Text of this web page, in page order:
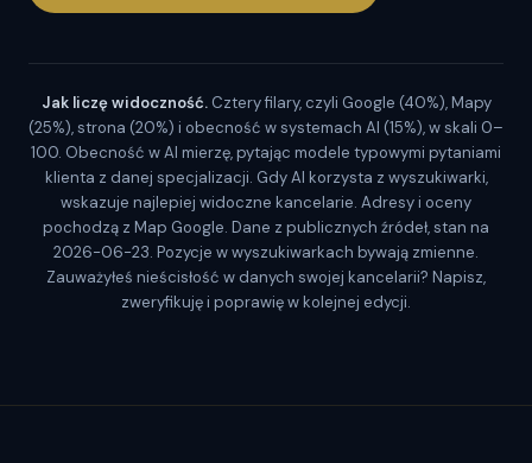
Jak liczę widoczność.Cztery filary, czyli Google (40%), Mapy
(25%), strona (20%) i obecność w systemach AI (15%), w skali 0–
100. Obecność w AI mierzę, pytając modele typowymi pytaniami
klienta z danej specjalizacji. Gdy AI korzysta z wyszukiwarki,
wskazuje najlepiej widoczne kancelarie. Adresy i oceny
pochodzą z Map Google. Dane z publicznych źródeł, stan na
2026-06-23. Pozycje w wyszukiwarkach bywają zmienne.
Zauważyłeś nieścisłość w danych swojej kancelarii? Napisz,
zweryfikuję i poprawię w kolejnej edycji.